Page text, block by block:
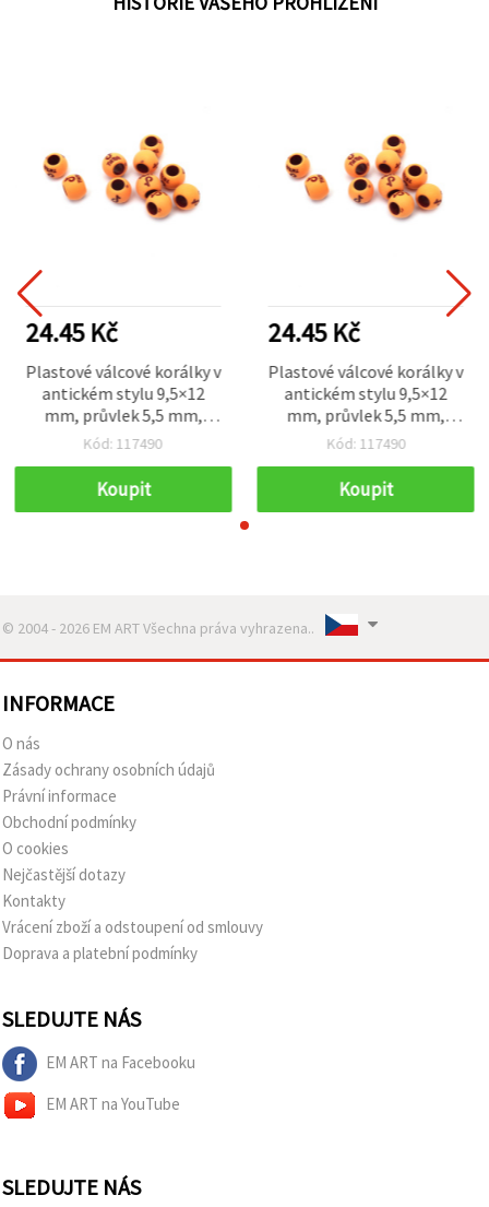
24.45 Kč
Plastové válcové korálky v
antickém stylu 9,5×12
mm, průvlek 5,5 mm,
hnědé – 50 g (cca 70 ks)
Kód: 117490
Koupit
24.45 Kč
Plastové válcové korálky v
antickém stylu 9,5×12
mm, průvlek 5,5 mm,
hnědé – 50 g (cca 70 ks)
Kód: 117490
Koupit
© 2004 - 2026 EM ART Všechna práva vyhrazena..
INFORMACE
O nás
Zásady ochrany osobních údajů
Právní informace
Obchodní podmínky
O cookies
Nejčastější dotazy
Kontakty
Vrácení zboží a odstoupení od smlouvy
Doprava a platební podmínky
SLEDUJTE NÁS
EM ART na Facebooku
EM ART na YouTube
SLEDUJTE NÁS